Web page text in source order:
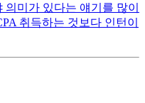
미가 있다는 얘기를 많이
취득하는 것보다 인턴이